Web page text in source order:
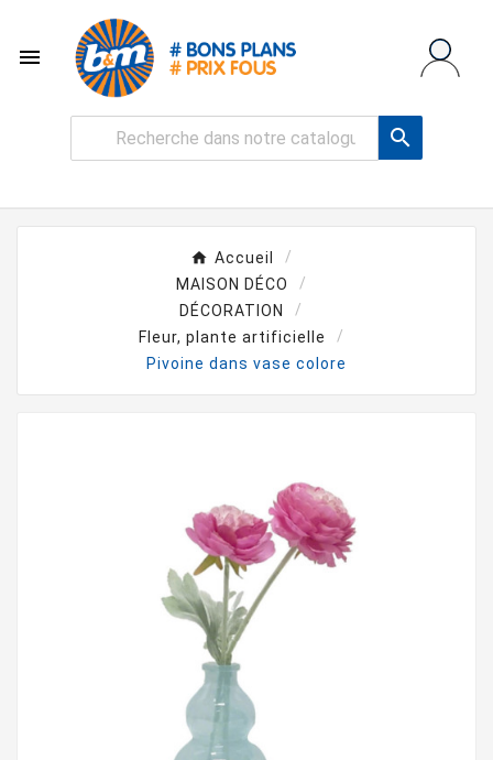


Accueil
MAISON DÉCO
DÉCORATION
Fleur, plante artificielle
Pivoine dans vase colore